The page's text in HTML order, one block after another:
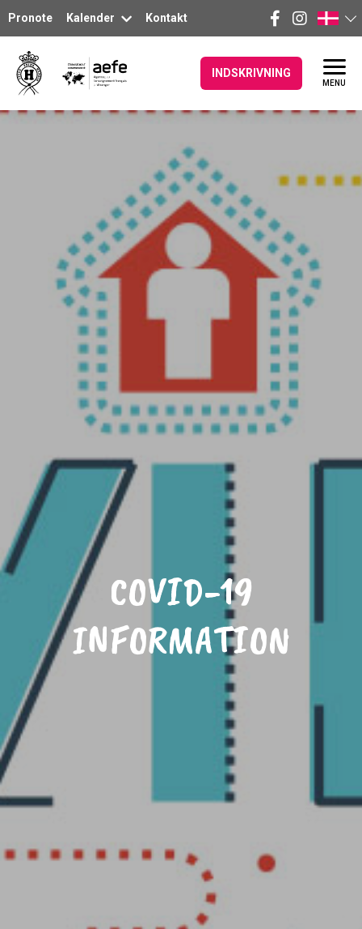
Pronote Kalender Kontakt
INDSKRIVNING
MENU
COVID-19
INFORMATION